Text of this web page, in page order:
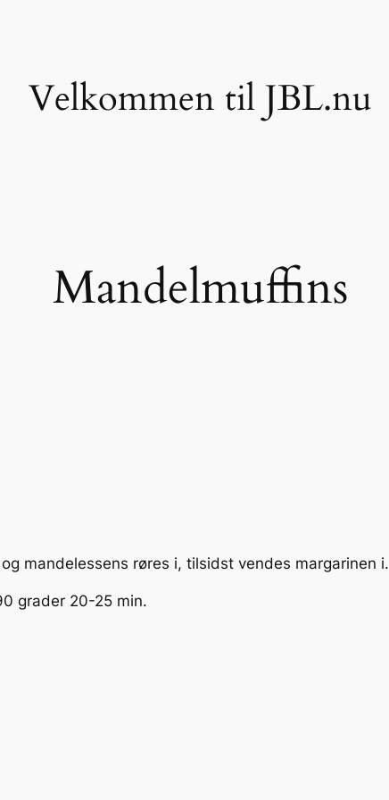
Velkommen til JBL.nu
Mandelmuffins
mandelessens røres i, tilsidst vendes margarinen i.
grader 20-25 min.